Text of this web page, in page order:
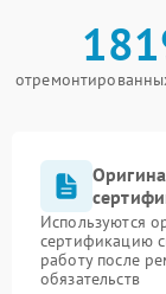
Используются
сертификацию
работу после
обязательств